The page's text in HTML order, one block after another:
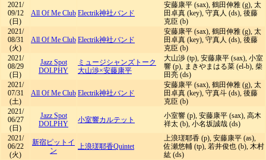
2021/
09/12
(日)
All Of Me Club Electrik神社バンド
安藤康平 (sax), 鶴田伸雅 (g), 太
田卓真 (key), 守真人 (ds), 後藤
克臣 (b)
2021/
08/31
(火)
All Of Me Club Electrik神社バンド
安藤康平 (sax), 鶴田伸雅 (g), 太
田卓真 (key), 守真人 (ds), 後藤
克臣 (b)
2021/
08/29
(日)
Jazz Spot
DOLPHY
ミュージシャンズトーク
大山渉×安藤康平
大山渉 (tp), 安藤康平 (sax), 小室
響 (p), まきやまはる菜 (el-b), 柴
田亮 (ds)
2021/
07/31
(土)
All Of Me Club Electrik神社バンド
安藤康平 (sax), 鶴田伸雅 (g), 太
田卓真 (key), 守真斗 (ds), 後藤
克臣 (b)
2021/
06/27
(日)
Jazz Spot
DOLPHY
小室響カルテット
小室響 (p), 安藤康平 (sax), 高木
祥太 (b), 小名坂誠哉 (ds)
2021/
06/22
(火)
新宿ピットイ
ン
上浪瑳耶香Quintet
上浪瑳耶香 (p), 安藤康平 (as),
佐瀬悠輔 (tp), 若井俊也 (b), 木村
紘 (ds)